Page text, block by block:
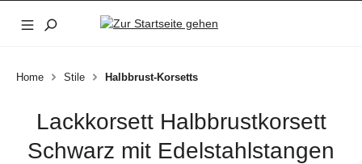
Zum Hauptinhalt springen
Home Stile Halbbrust-Korsetts
Lackkorsett Halbbrustkorsett
Schwarz mit Edelstahlstangen